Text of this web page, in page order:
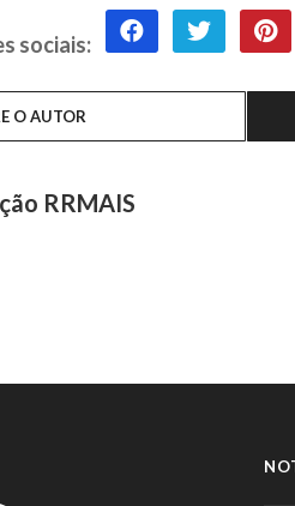
sociais:
O AUTOR
RRMAIS